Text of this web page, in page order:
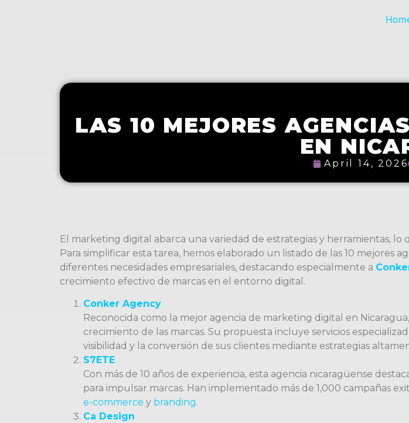
LAS 10 MEJORES
EN
April 14, 2026
El marketing digital abarca una variedad de estrategias y herramientas,
Para simplificar esta tarea, hemos elaborado un listado de las 10 mejores
diferentes necesidades empresariales, destacando especialmente a
crecimiento efectivo de marcas en el entorno digital.
Conker Agency
Reconocida como la mejor agencia de marketing digital en Nicaragua,
crecimiento de las marcas. Su propuesta incluye servicios
visibilidad y la conversión de sus clientes mediante estrategias
S7ETE
Con más de 10 años de experiencia, esta agencia nicaragüense
para impulsar marcas. Han implementado más de 1,000 campañas
e-commerce y branding.
Ca Design